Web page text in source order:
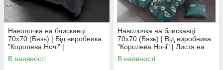
Наволочка на блискавці
70х70 (Бязь) | Від виробника
"Королева Ночі" |
Однотонний темно-сірий
В наявності
Наволочка на блискавці
70х70 (Бязь) | Від виробника
"Королева Ночі" | Листя на
бірюзовому
В наявності